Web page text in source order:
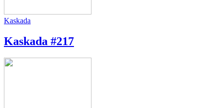
Kaskada
Kaskada #217